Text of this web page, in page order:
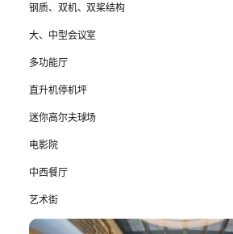
钢质、双机、双桨结构
大、中型会议室
多功能厅
直升机停机坪
迷你高尔夫球场
电影院
中西餐厅
艺术街